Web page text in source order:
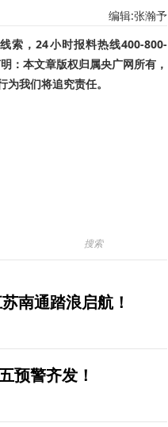
编辑:张瀚予
索，24小时报料热线400-800-
：本文章版权归属央广网所有，
我们将追究责任。
南通踏浪启航！
预警齐发！